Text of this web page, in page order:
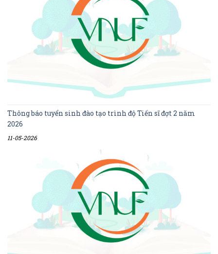
Thông báo tuyển sinh đào tạo trình độ Tiến sĩ đợt 2 năm
2026
11-05-2026